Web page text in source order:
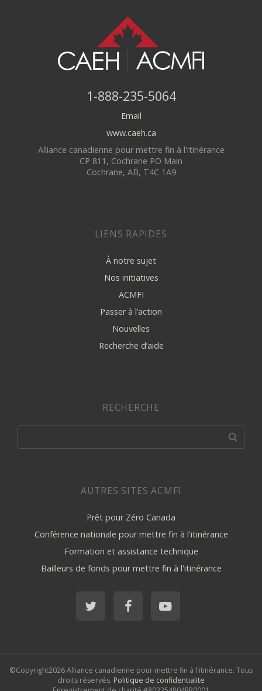
1-888-235-5064
Email
www.caeh.ca
Alliance canadienne pour mettre fin à l'itinérance
CP 811, Cochrane PO Main
Cochrane, AB, T4C 1A9
LIENS RAPIDES
À notre sujet
Nos initiatives
ACMFI
Passer à l’action
Nouvelles
Recherche d’aide
RECHERCHE
AUTRES SITES ACMFI
Prêt pour Zéro Canada
Conférence nationale pour mettre fin à l'itinérance
Formation et assistance technique
Bailleurs de fonds pour mettre fin à l'itinérance
©Copyright2026 Alliance canadienne pour mettre fin à l'itinérance. Tous
droits réservés. Politique de confidentialite